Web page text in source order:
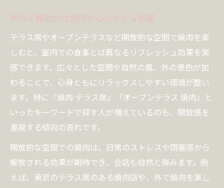
焼肉と開放的な空間が心に与える影響
テラス席やオープンテラスなど開放的な空間で焼肉を楽
しむと、室内での食事とは異なるリフレッシュ効果を実
感できます。広々とした空間や自然の風、外の景色が加
わることで、心身ともにリラックスしやすい環境が整い
ます。特に「焼肉 テラス席」「オープンテラス 焼肉」と
いったキーワードで探す人が増えているのも、開放感を
重視する傾向の表れです。
開放的な空間での焼肉は、日常のストレスや閉塞感から
解放される効果が期待でき、会話も自然と弾みます。例
えば、東京のテラス席のある焼肉店や、外で焼肉を楽し